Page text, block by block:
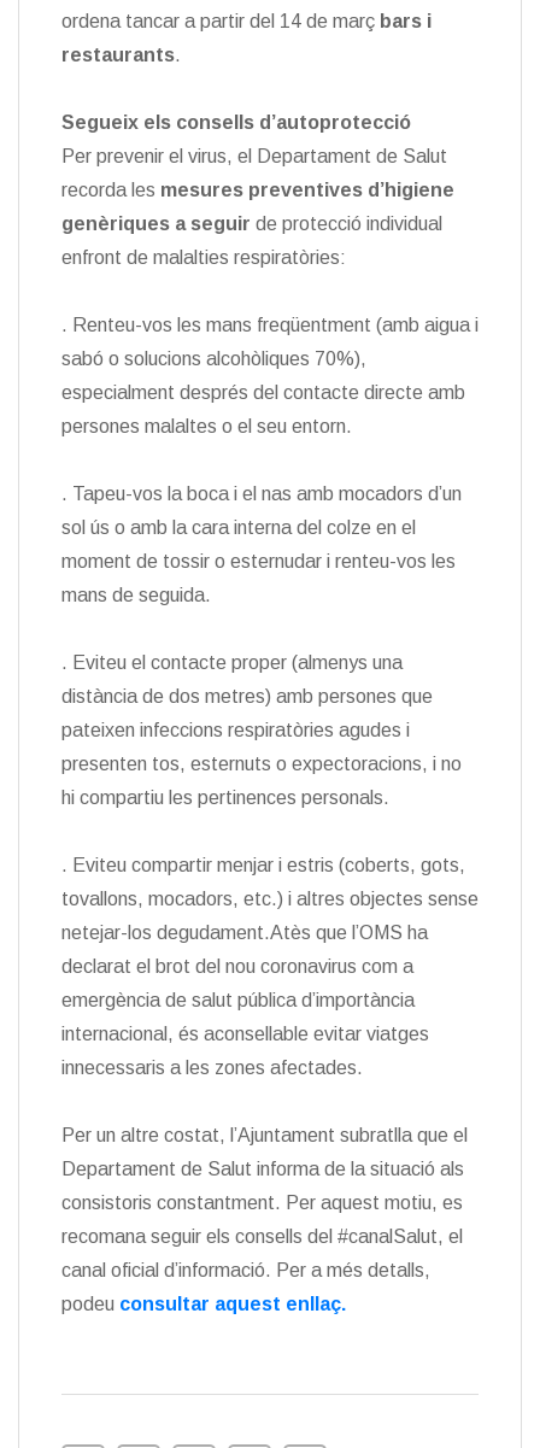
ordena tancar a partir del 14 de març bars i
restaurants.
Segueix els consells d’autoprotecció
Per prevenir el virus, el Departament de Salut
recorda les mesures preventives d’higiene
genèriques a seguir de protecció individual
enfront de malalties respiratòries:
. Renteu-vos les mans freqüentment (amb aigua i
sabó o solucions alcohòliques 70%),
especialment després del contacte directe amb
persones malaltes o el seu entorn.
. Tapeu-vos la boca i el nas amb mocadors d’un
sol ús o amb la cara interna del colze en el
moment de tossir o esternudar i renteu-vos les
mans de seguida.
. Eviteu el contacte proper (almenys una
distància de dos metres) amb persones que
pateixen infeccions respiratòries agudes i
presenten tos, esternuts o expectoracions, i no
hi compartiu les pertinences personals.
. Eviteu compartir menjar i estris (coberts, gots,
tovallons, mocadors, etc.) i altres objectes sense
netejar-los degudament.Atès que l’OMS ha
declarat el brot del nou coronavirus com a
emergència de salut pública d’importància
internacional, és aconsellable evitar viatges
innecessaris a les zones afectades.
Per un altre costat, l’Ajuntament subratlla que el
Departament de Salut informa de la situació als
consistoris constantment. Per aquest motiu, es
recomana seguir els consells del #canalSalut, el
canal oficial d’informació. Per a més detalls,
podeu consultar aquest enllaç.